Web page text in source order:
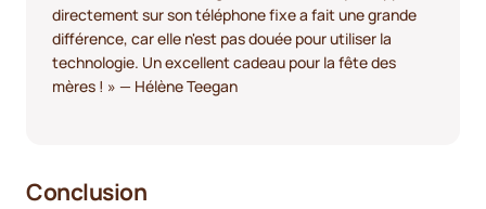
directement sur son téléphone fixe a fait une grande
différence, car elle n'est pas douée pour utiliser la
technologie. Un excellent cadeau pour la fête des
mères ! » — Hélène Teegan
Conclusion